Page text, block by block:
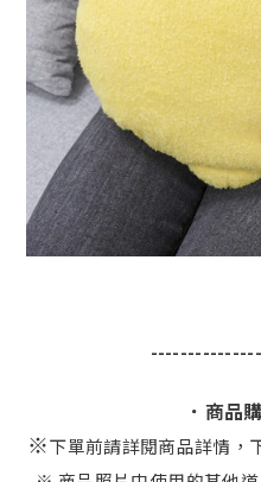
．商品
※下單前請詳閱商品詳情，